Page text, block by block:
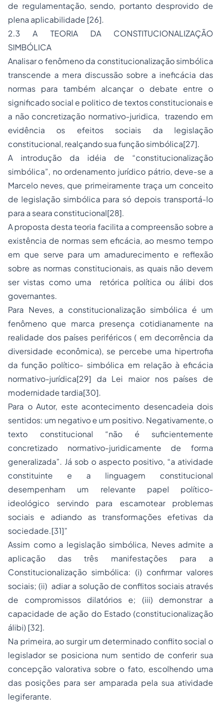
de regulamentação, sendo, portanto desprovido de
plena aplicabilidade [26].
2.3 A TEORIA DA CONSTITUCIONALIZAÇÃO
SIMBÓLICA
Analisar o fenômeno da constitucionalização simbólica
transcende a mera discussão sobre a ineficácia das
normas para também alcançar o debate entre o
significado social e politico de textos constitucionais e
a não concretização normativo-juridica, trazendo em
evidência os efeitos sociais da legislação
constitucional, realçando sua função simbólica[27].
A introdução da idéia de “constitucionalização
simbólica”, no ordenamento jurídico pátrio, deve-se a
Marcelo neves, que primeiramente traça um conceito
de legislação simbólica para só depois transportá-lo
para a seara constitucional[28].
A proposta desta teoria facilita a compreensão sobre a
existência de normas sem eficácia, ao mesmo tempo
em que serve para um amadurecimento e reflexão
sobre as normas constitucionais, as quais não devem
ser vistas como uma retórica política ou álibi dos
governantes.
Para Neves, a constitucionalização simbólica é um
fenômeno que marca presença cotidianamente na
realidade dos países periféricos ( em decorrência da
diversidade econômica), se percebe uma hipertrofia
da função político- simbólica em relação à eficácia
normativo-jurídica[29] da Lei maior nos países de
modernidade tardia[30].
Para o Autor, este acontecimento desencadeia dois
sentidos: um negativo e um positivo. Negativamente, o
texto constitucional “não é suficientemente
concretizado normativo-juridicamente de forma
generalizada”. Já sob o aspecto positivo, “a atividade
constituinte e a linguagem constitucional
desempenham um relevante papel político-
ideológico servindo para escamotear problemas
sociais e adiando as transformações efetivas da
sociedade.[31]”
Assim como a legislação simbólica, Neves admite a
aplicação das três manifestações para a
Constitucionalização simbólica: (i) confirmar valores
sociais; (ii) adiar a solução de conflitos sociais através
de compromissos dilatórios e; (iii) demonstrar a
capacidade de ação do Estado (constitucionalização
álibi) [32].
Na primeira, ao surgir um determinado conflito social o
legislador se posiciona num sentido de conferir sua
concepção valorativa sobre o fato, escolhendo uma
das posições para ser amparada pela sua atividade
legiferante.